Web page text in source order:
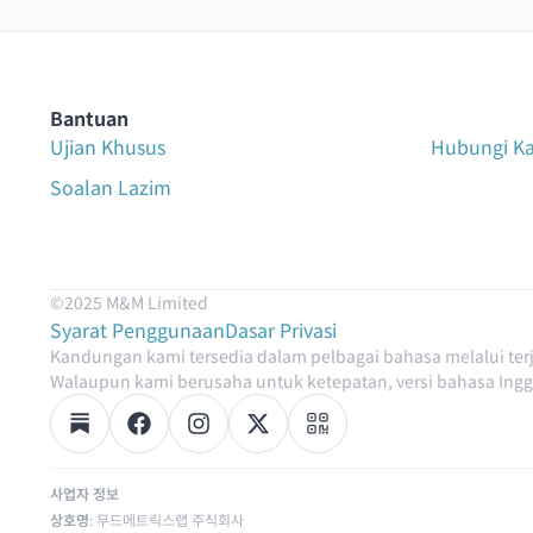
Bantuan
Ujian Khusus
Hubungi
Soalan Lazim
©2025 M&M Limited
Syarat PenggunaanDasar Privasi
Kandungan kami tersedia dalam pelbagai bahasa melalui
Walaupun kami berusaha untuk ketepatan, versi bahasa
사업자 정보
상호명: 무드메트릭스랩 주식회사